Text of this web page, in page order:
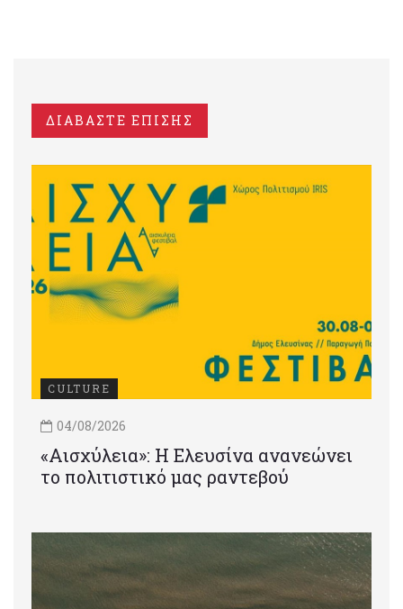
ΔΙΑΒΑΣΤΕ ΕΠΙΣΗΣ
CULTURE
04/08/2026
«Αισχύλεια»: Η Ελευσίνα ανανεώνει
το πολιτιστικό μας ραντεβού